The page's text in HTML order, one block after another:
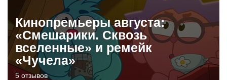
Кинопремьеры августа:
«Смешарики. Сквозь
вселенные» и ремейк
«Чучела»
5 отзывов